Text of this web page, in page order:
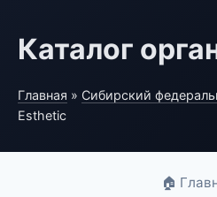
Каталог
Главная » Сибирский
Esthetic
🏠